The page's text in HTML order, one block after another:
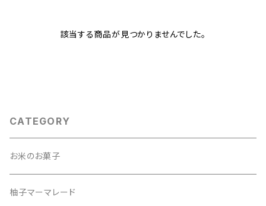
該当する商品が見つかりませんでした。
CATEGORY
お米のお菓子
柚子マーマレード